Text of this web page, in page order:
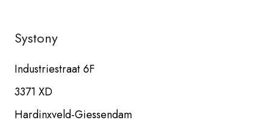
Systony
Industriestraat 6F
3371 XD
Hardinxveld-Giessendam